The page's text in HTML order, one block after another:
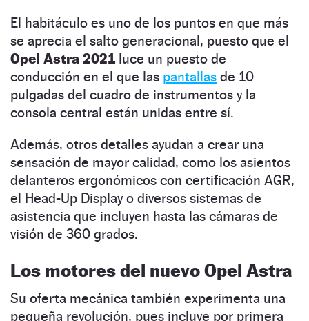
El habitáculo es uno de los puntos en que más
se aprecia el salto generacional, puesto que el
Opel Astra 2021 luce un puesto de
conducción en el que las pantallas de 10
pulgadas del cuadro de instrumentos y la
consola central están unidas entre sí.
Además, otros detalles ayudan a crear una
sensación de mayor calidad, como los asientos
delanteros ergonómicos con certificación AGR,
el Head-Up Display o diversos sistemas de
asistencia que incluyen hasta las cámaras de
visión de 360 grados.
Los motores del nuevo Opel Astra
Su oferta mecánica también experimenta una
pequeña revolución, pues incluye por primera